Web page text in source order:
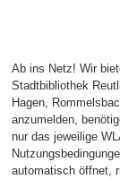
Ab ins Netz! Wir
Stadtbibliothek
Hagen,
anzumelden,
nur das jeweilige
automatisch öffnet,